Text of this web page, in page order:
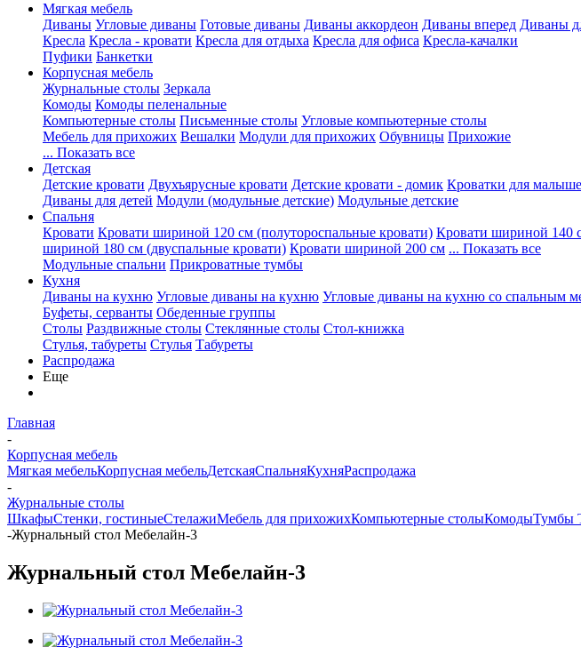
Мягкая мебель
Диваны Угловые диваны Готовые диваны Диваны аккордеон Диваны вперед Диваны
Кресла Кресла - кровати Кресла для отдыха Кресла для офиса Кресла-качалки
Пуфики Банкетки
Корпусная мебель
Журнальные столы Зеркала
Комоды Комоды пеленальные
Компьютерные столы Письменные столы Угловые компьютерные столы
Мебель для прихожих Вешалки Модули для прихожих Обувницы Прихожие
... Показать все
Детская
Детские кровати Двухъярусные кровати Детские кровати - домик Кроватки для
Диваны для детей Модули (модульные детские) Модульные детские
Спальня
Кровати Кровати шириной 120 см (полутороспальные кровати) Кровати шириной 140
шириной 180 см (двуспальные кровати) Кровати шириной 200 см ... Показать все
Модульные спальни Прикроватные тумбы
Кухня
Диваны на кухню Угловые диваны на кухню Угловые диваны на кухню со спальным
Буфеты, серванты Обеденные группы
Столы Раздвижные столы Стеклянные столы Стол-книжка
Стулья, табуреты Стулья Табуреты
Распродажа
Еще
Главная
-
Корпусная мебель
Мягкая мебельКорпусная мебельДетскаяСпальняКухняРаспродажа
-
Журнальные столы
ШкафыСтенки, гостиныеСтелажиМебель для прихожихКомпьютерные столыКомодыТумбы
-Журнальный стол Мебелайн-3
Журнальный стол Мебелайн-3